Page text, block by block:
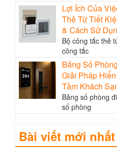
Lợi Ích Của
Thẻ Từ Tiết
& Cách Sử
Bộ công tắc thẻ
công tắc
Bảng Số
Giải Pháp
Tầm Khách
Bảng số phòng
số phòng
Bài viết mới nhất